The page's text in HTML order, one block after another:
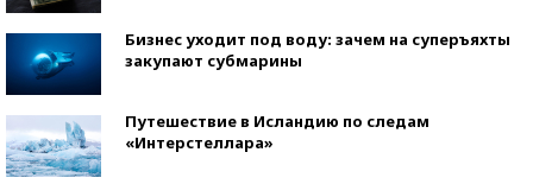
Бизнес уходит под воду: зачем на суперъяхты
закупают субмарины
Путешествие в Исландию по следам
«Интерстеллара»